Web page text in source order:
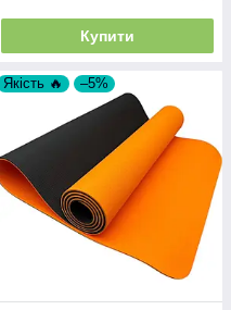
Купити
Якість 🔥 –5%